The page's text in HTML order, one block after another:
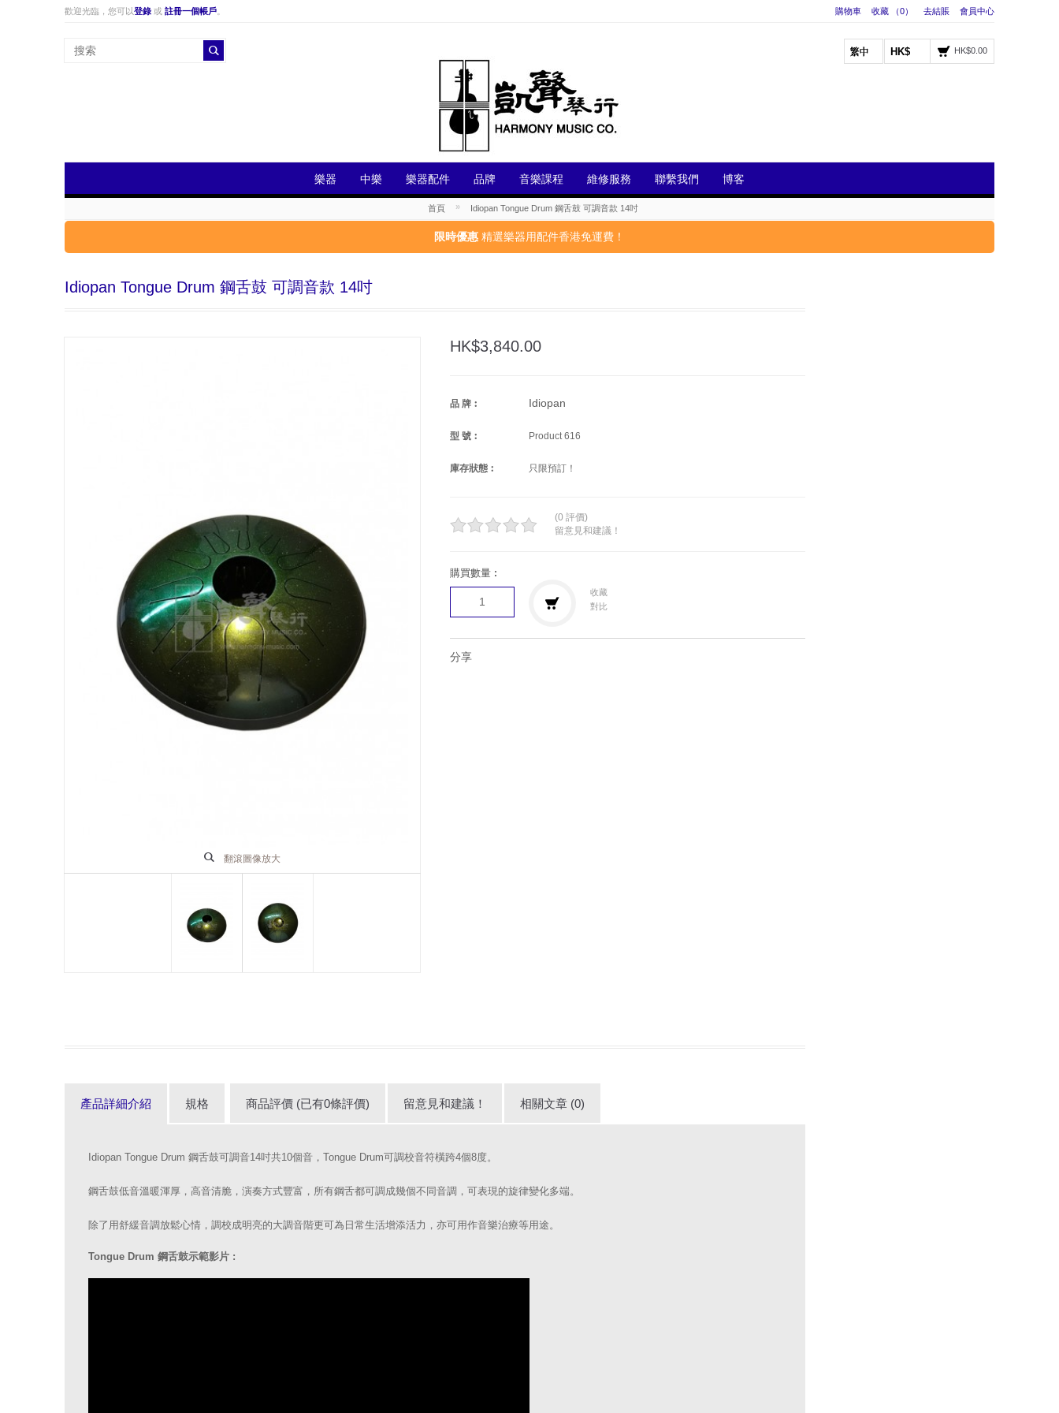
歡迎光臨，您可以登錄 或 註冊一個帳戶 購物車 收藏 （0） 去結賬 會員中心
HK$0.00
HK$
樂器 中樂 樂器配件 品牌 音樂課程 維修服務 聯繫我們 博客
首頁 » Idiopan Tongue Drum 鋼舌鼓 可調音款 14吋
限時優惠 精選樂器用配件香港免運費！
Idiopan Tongue Drum 鋼舌鼓 可調音款 14吋
翻滾圖像放大
HK$3,840.00
品 牌︰ Idiopan
型 號︰ Product 616
庫存狀態︰ 只限預訂！
(0 評價)
留意見和建議！
購買數量︰
收藏
對比
分享
產品詳細介紹 規格 商品評價 (已有0條評價) 留意見和建議！ 相關文章 (0)
Idiopan Tongue Drum 鋼舌鼓可調音14吋共10個音，Tongue Drum可調校音符橫跨4個8度。
鋼舌鼓低音溫暖渾厚，高音清脆，演奏方式豐富，所有鋼舌都可調成幾個不同音調，可表現的旋律變化多端。
除了用舒緩音調放鬆心情，調校成明亮的大調音階更可為日常生活增添活力，亦可用作音樂治療等用途。
Tongue Drum 鋼舌鼓示範影片 :